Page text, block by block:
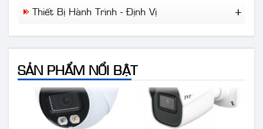
Giải Pháp NLMT Áp Mái...
Báo Cháy
Laptop
Máy In
Thiết Bị Hành Trình - Định Vị
Định Vị Ô Tô Xe Máy
Camera Hành Trình
SẢN PHẨM NỔI BẬT